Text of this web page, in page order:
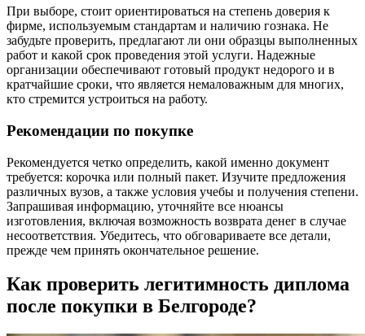
При выборе, стоит ориентироваться на степень доверия к
фирме, используемым стандартам и наличию гознака. Не
забудьте проверить, предлагают ли они образцы выполненных
работ и какой срок проведения этой услуги. Надежные
организации обеспечивают готовый продукт недорого и в
кратчайшие сроки, что является немаловажным для многих,
кто стремится устроиться на работу.
Рекомендации по покупке
Рекомендуется четко определить, какой именно документ
требуется: корочка или полный пакет. Изучите предложения
различных вузов, а также условия учебы и получения степени.
Запрашивая информацию, уточняйте все нюансы
изготовления, включая возможность возврата денег в случае
несоответствия. Убедитесь, что обговариваете все детали,
прежде чем принять окончательное решение.
Как проверить легитимность диплома
после покупки в Белгороде?